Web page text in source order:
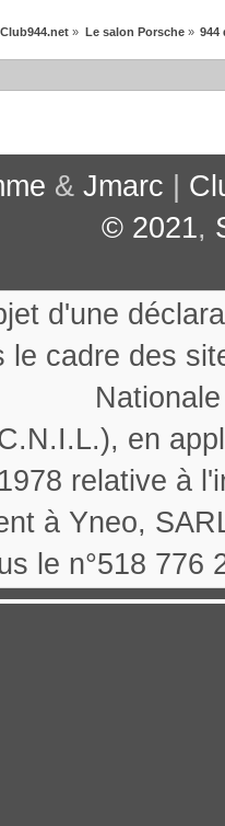
» Le salon Porsche» 944
& Jmarc
© 2021,
d'une
le cadre des
en
relative à
à Yneo,
le n°518 776